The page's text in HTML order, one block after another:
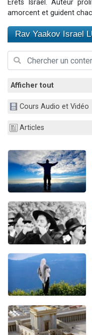
Il
Erets Israel. Auteur
amorcent et guident
Rav Yaakov Israel
Afficher tout
Cours Audio et Vidéo
Articles